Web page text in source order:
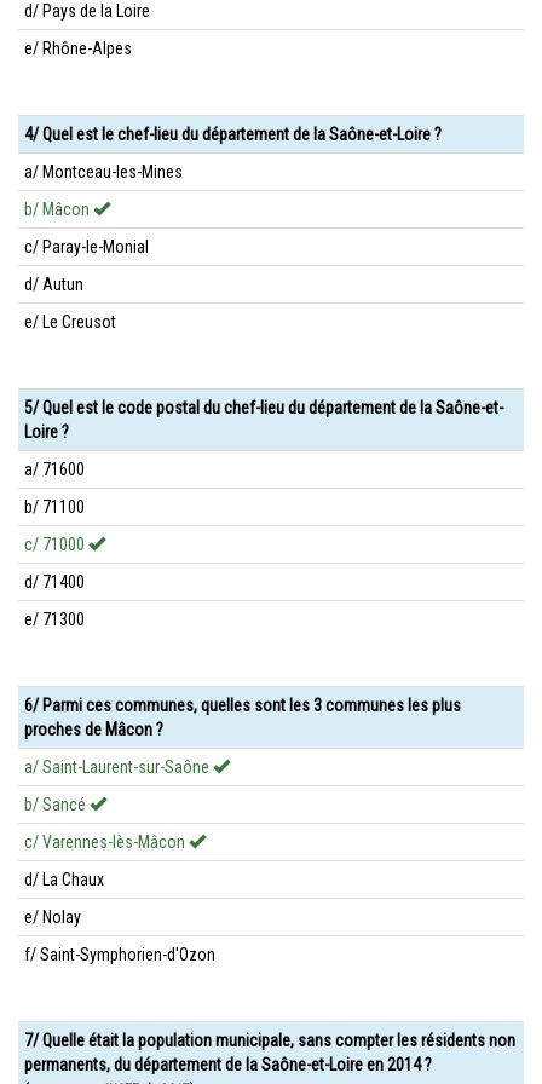
d/ Pays de la Loire
e/ Rhône-Alpes
4/ Quel est le chef-lieu du département de la Saône-et-Loire ?
a/ Montceau-les-Mines
b/ Mâcon
c/ Paray-le-Monial
d/ Autun
e/ Le Creusot
5/ Quel est le code postal du chef-lieu du département de la Saône-et-
Loire ?
a/ 71600
b/ 71100
c/ 71000
d/ 71400
e/ 71300
6/ Parmi ces communes, quelles sont les 3 communes les plus
proches de Mâcon ?
a/ Saint-Laurent-sur-Saône
b/ Sancé
c/ Varennes-lès-Mâcon
d/ La Chaux
e/ Nolay
f/ Saint-Symphorien-d'Ozon
7/ Quelle était la population municipale, sans compter les résidents non
permanents, du département de la Saône-et-Loire en 2014 ?